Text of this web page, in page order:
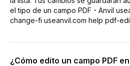
el tipo de un campo PDF - Anvil
change-fi useanvil.com help pdf-
¿Cómo edito un campo PDF en